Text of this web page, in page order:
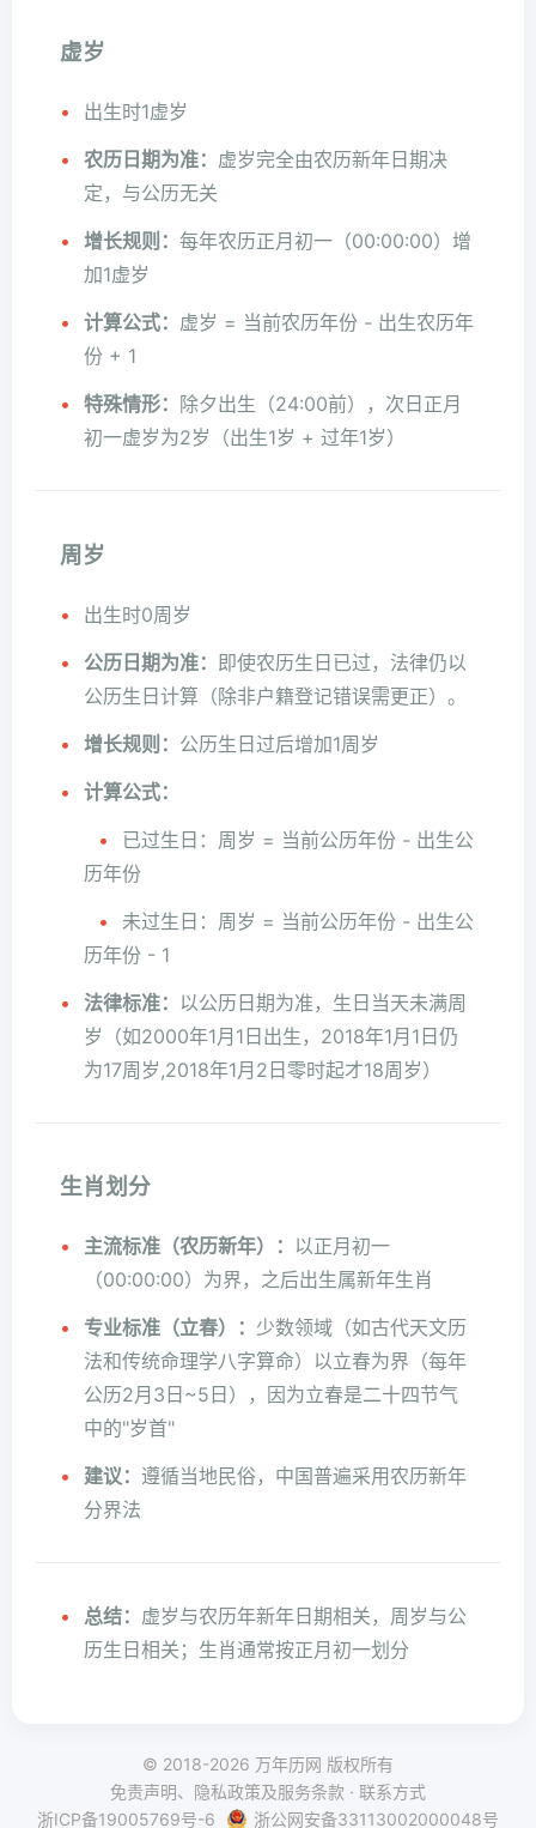
虚岁
出生时1虚岁
农历日期为准： 虚岁完全由农历新年日期决
定，与公历无关
增长规则： 每年农历正月初一（00:00:00）增
加1虚岁
计算公式： 虚岁 = 当前农历年份 - 出生农历年
份 + 1
特殊情形： 除夕出生（24:00前），次日正月
初一虚岁为2岁（出生1岁 + 过年1岁）
周岁
出生时0周岁
公历日期为准： 即使农历生日已过，法律仍以
公历生日计算（除非户籍登记错误需更正）。
增长规则： 公历生日过后增加1周岁
计算公式：
已过生日：周岁 = 当前公历年份 - 出生公
历年份
未过生日：周岁 = 当前公历年份 - 出生公
历年份 - 1
法律标准： 以公历日期为准，生日当天未满周
岁（如2000年1月1日出生，2018年1月1日仍
为17周岁,2018年1月2日零时起才18周岁）
生肖划分
主流标准（农历新年）： 以正月初一
（00:00:00）为界，之后出生属新年生肖
专业标准（立春）： 少数领域（如古代天文历
法和传统命理学八字算命）以立春为界（每年
公历2月3日~5日），因为立春是二十四节气
中的"岁首"
建议： 遵循当地民俗，中国普遍采用农历新年
分界法
总结： 虚岁与农历年新年日期相关，周岁与公
历生日相关；生肖通常按正月初一划分
© 2018-2026 万年历网 版权所有
免责声明、隐私政策及服务条款 · 联系方式
浙ICP备19005769号-6
浙公网安备33113002000048号